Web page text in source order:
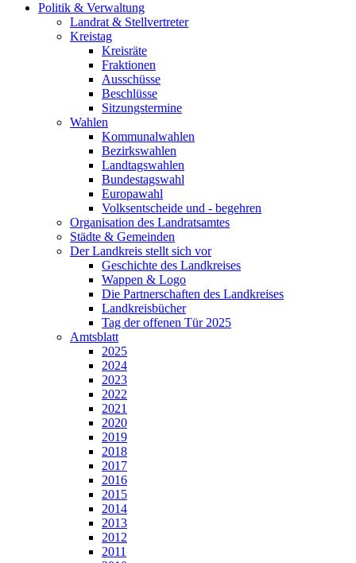
Politik & Verwaltung
Landrat & Stellvertreter
Kreistag
Kreisräte
Fraktionen
Ausschüsse
Beschlüsse
Sitzungstermine
Wahlen
Kommunalwahlen
Bezirkswahlen
Landtagswahlen
Bundestagswahl
Europawahl
Volksentscheide und - begehren
Organisation des Landratsamtes
Städte & Gemeinden
Der Landkreis stellt sich vor
Geschichte des Landkreises
Wappen & Logo
Die Partnerschaften des Landkreises
Landkreisbücher
Tag der offenen Tür 2025
Amtsblatt
2025
2024
2023
2022
2021
2020
2019
2018
2017
2016
2015
2014
2013
2012
2011